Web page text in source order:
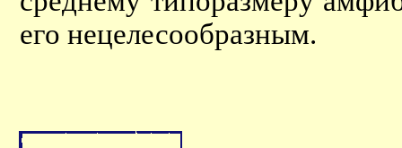
его нецелесообразным.